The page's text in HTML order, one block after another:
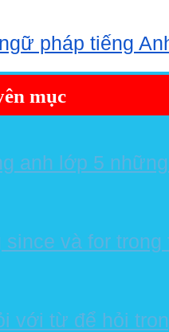
pháp tiếng
mục
anh lớp 5
và for trong
với từ để hỏi